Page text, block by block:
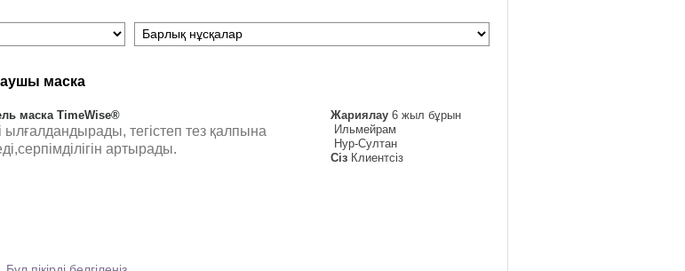
маска
Жариялау 6 жыл бұрын
Ильмейрам
Нур-Султан
Сіз Клиентсіз
маска TimeWise®
тегістеп тез қалпына
артырады.
сезім береді